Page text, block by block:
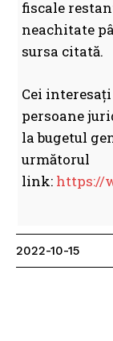
fiscale
neachitate
sursa citată.
Cei
persoane
la bugetul
următorul
link: https://
2022-10-15